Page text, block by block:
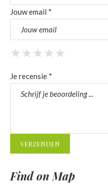
Jouw email *
★
★ ★
★ ★ ★
★ ★ ★ ★
★ ★ ★ ★ ★
Je recensie *
Find on Map